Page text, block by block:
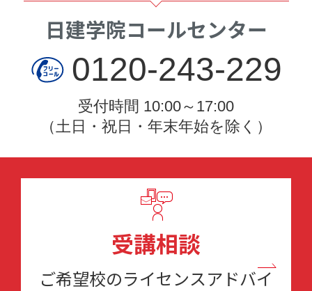
日建学院コールセンター
0120-243-229
受付時間 10:00～17:00
（土日・祝日・年末年始を除く）
受講相談
ご希望校のライセンスアドバイ